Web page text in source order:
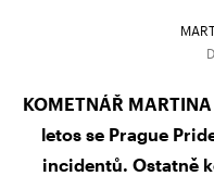
KOMETNÁŘ
letos se Prague
incidentů. Ostatně